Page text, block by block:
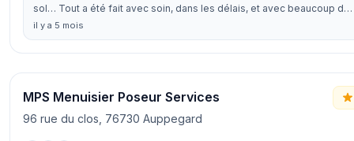
sol… Tout a été fait avec soin, dans les délais, et avec beaucoup d…
il y a 5 mois
MPS Menuisier Poseur Services
96 rue du clos, 76730 Auppegard